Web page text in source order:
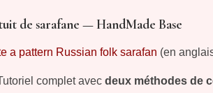
de sarafane — HandMade Base
a pattern Russian folk sarafan (en
complet avec deux méthodes de